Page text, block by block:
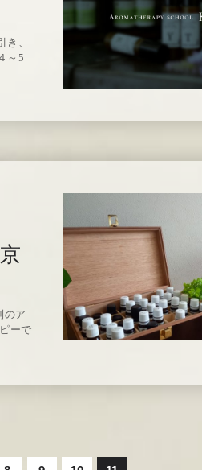
、
～5
のア
ーで